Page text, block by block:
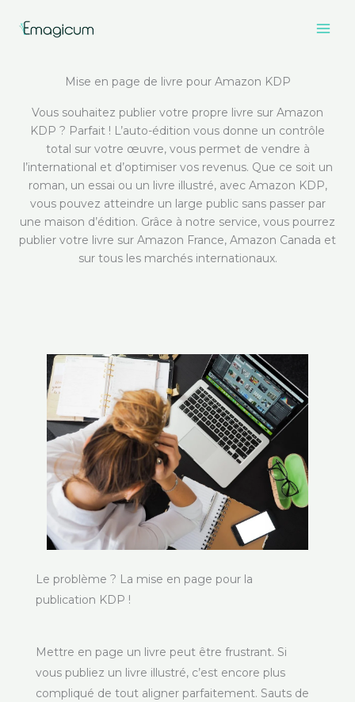
Mise en page de livre pour Amazon KDP
Vous souhaitez publier votre propre livre sur Amazon
KDP ? Parfait ! L’auto-édition vous donne un contrôle
total sur votre œuvre, vous permet de vendre à
l’international et d’optimiser vos revenus. Que ce soit un
roman, un essai ou un livre illustré, avec Amazon KDP,
vous pouvez atteindre un large public sans passer par
une maison d’édition. Grâce à notre service, vous pourrez
publier votre livre sur Amazon France, Amazon Canada et
sur tous les marchés internationaux.
Le problème ? La mise en page pour la
publication KDP !
Mettre en page un livre peut être frustrant. Si
vous publiez un livre illustré, c’est encore plus
compliqué de tout aligner parfaitement. Sauts de